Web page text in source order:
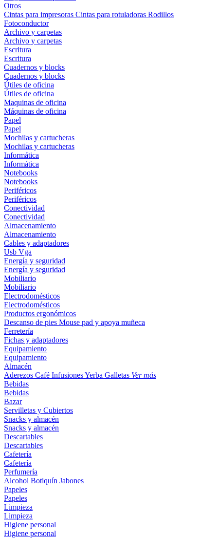
Otros
Cintas para impresoras Cintas para rotuladoras Rodillos
Fotoconductor
Archivo y carpetas
Archivo y carpetas
Escritura
Escritura
Cuadernos y blocks
Cuadernos y blocks
Útiles de oficina
Útiles de oficina
Maquinas de oficina
Máquinas de oficina
Papel
Papel
Mochilas y cartucheras
Mochilas y cartucheras
Informática
Informática
Notebooks
Notebooks
Periféricos
Periféricos
Conectividad
Conectividad
Almacenamiento
Almacenamiento
Cables y adaptadores
Usb Vga
Energía y seguridad
Energía y seguridad
Mobiliario
Mobiliario
Electrodomésticos
Electrodomésticos
Productos ergonómicos
Descanso de pies Mouse pad y apoya muñeca
Ferretería
Fichas y adaptadores
Equipamiento
Equipamiento
Almacén
Aderezos Café InfusionesYerba Galletas Ver más
Bebidas
Bebidas
Bazar
Servilletas y Cubiertos
Snacks y almacén
Snacks y almacén
Descartables
Descartables
Cafetería
Cafetería
Perfumería
Alcohol Botiquín Jabones
Papeles
Papeles
Limpieza
Limpieza
Higiene personal
Higiene personal